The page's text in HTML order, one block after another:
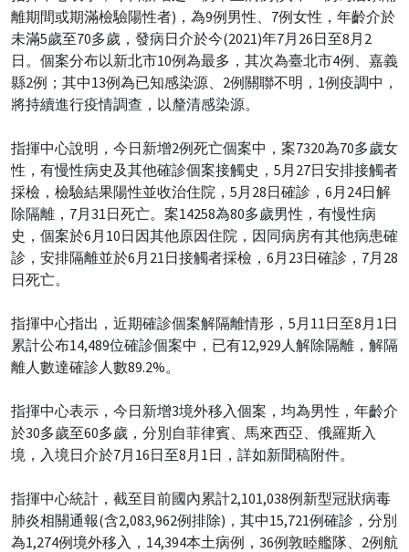
離期間或期滿檢驗陽性者)，為9例男性、7例女性，年齡介於
未滿5歲至70多歲，發病日介於今(2021)年7月26日至8月2
日。個案分布以新北市10例為最多，其次為臺北市4例、嘉義
縣2例；其中13例為已知感染源、2例關聯不明，1例疫調中，
將持續進行疫情調查，以釐清感染源。
指揮中心說明，今日新增2例死亡個案中，案7320為70多歲女
性，有慢性病史及其他確診個案接觸史，5月27日安排接觸者
採檢，檢驗結果陽性並收治住院，5月28日確診，6月24日解
除隔離，7月31日死亡。案14258為80多歲男性，有慢性病
史，個案於6月10日因其他原因住院，因同病房有其他病患確
診，安排隔離並於6月21日接觸者採檢，6月23日確診，7月28
日死亡。
指揮中心指出，近期確診個案解隔離情形，5月11日至8月1日
累計公布14,489位確診個案中，已有12,929人解除隔離，解隔
離人數達確診人數89.2%。
指揮中心表示，今日新增3境外移入個案，均為男性，年齡介
於30多歲至60多歲，分別自菲律賓、馬來西亞、俄羅斯入
境，入境日介於7月16日至8月1日，詳如新聞稿附件。
指揮中心統計，截至目前國內累計2,101,038例新型冠狀病毒
肺炎相關通報(含2,083,962例排除)，其中15,721例確診，分別
為1,274例境外移入，14,394本土病例，36例敦睦艦隊、2例航